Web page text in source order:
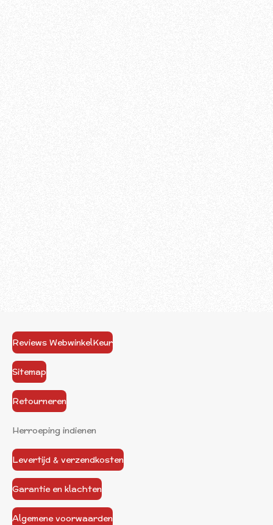
Reviews WebwinkelKeur
Sitemap
Retourneren
Herroeping indienen
Levertijd & verzendkosten
Garantie en klachten
Algemene voorwaarden